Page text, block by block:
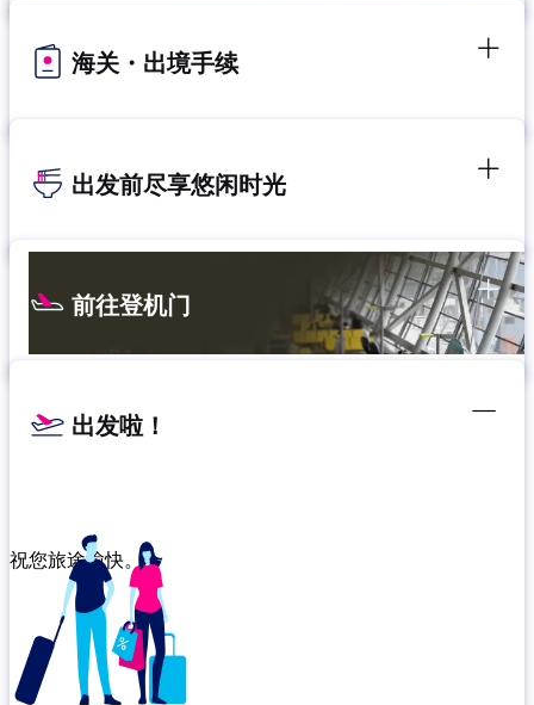
海关・出境手续
出发前尽享悠闲时光
前往登机门
出发啦！
祝您旅途愉快。